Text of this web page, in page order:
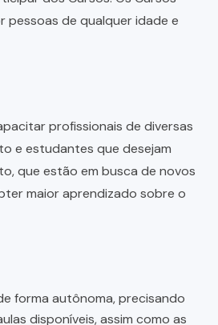
de qualquer idade e
profissionais de diversas
e estudantes que desejam
que estão em busca de novos
maior aprendizado sobre o
forma autônoma, precisando
disponíveis, assim como as